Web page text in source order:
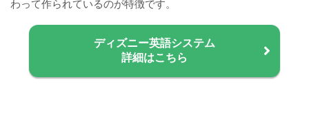
わって作られているのが特徴です。
ディズニー英語システム
詳細はこちら